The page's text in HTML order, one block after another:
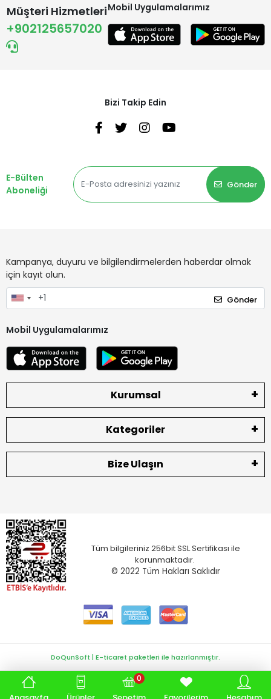
Müşteri Hizmetleri
+902125657020
Mobil Uygulamalarımız
Bizi Takip Edin
E-Bülten
Aboneliği
Gönder
Kampanya, duyuru ve bilgilendirmelerden haberdar olmak
için kayıt olun.
Gönder
Mobil Uygulamalarımız
Kurumsal
Kategoriler
Bize Ulaşın
Tüm bilgileriniz 256bit SSL Sertifikası ile
korunmaktadır.
© 2022 Tüm Hakları Saklıdır
0
DoQunSoft | E-ticaret paketleri ile hazırlanmıştır.